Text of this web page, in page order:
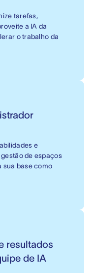
tarefas,
a IA da
o trabalho da
e
de espaços
sua base como
resultados
de IA